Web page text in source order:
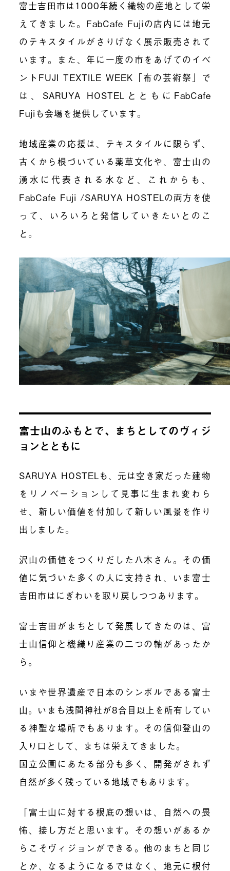
富士吉田市は1000年続く織物の産地として栄
えてきました。FabCafe Fujiの店内には地元
のテキスタイルがさりげなく展示販売されて
います。また、年に一度の市をあげてのイベ
ントFUJI TEXTILE WEEK「布の芸術祭」で
は、SARUYA HOSTELとともにFabCafe
Fujiも会場を提供しています。
地域産業の応援は、テキスタイルに限らず、
古くから根づいている薬草文化や、富士山の
湧水に代表される水など、これからも、
FabCafe Fuji /SARUYA HOSTELの両方を使
って、いろいろと発信していきたいとのこ
と。
富士山のふもとで、まちとしてのヴィジ
ョンとともに
SARUYA HOSTELも、元は空き家だった建物
をリノベーションして見事に生まれ変わら
せ、新しい価値を付加して新しい風景を作り
出しました。
沢山の価値をつくりだした八木さん。その価
値に気づいた多くの人に支持され、いま富士
吉田市はにぎわいを取り戻しつつあります。
富士吉田がまちとして発展してきたのは、富
士山信仰と機織り産業の二つの軸があったか
ら。
いまや世界遺産で日本のシンボルである富士
山。いまも浅間神社が8合目以上を所有してい
る神聖な場所でもあります。その信仰登山の
入り口として、まちは栄えてきました。
国立公園にあたる部分も多く、開発がされず
自然が多く残っている地域でもあります。
「富士山に対する根底の想いは、自然への畏
怖、接し方だと思います。その想いがあるか
らこそヴィジョンができる。他のまちと同じ
とか、なるようになるではなく、地元に根付